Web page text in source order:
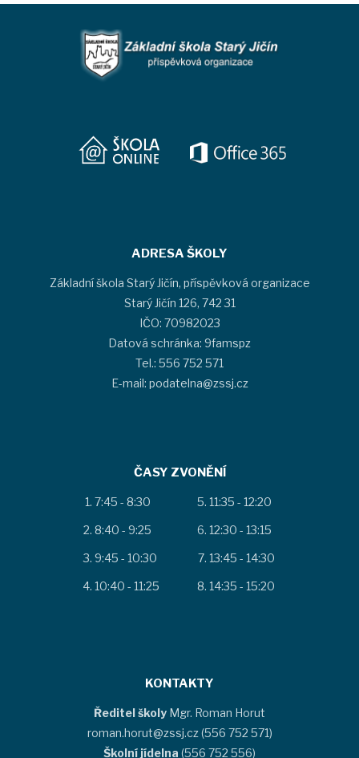
ADRESA ŠKOLY
Základní škola Starý Jičín, příspěvková organizace
Starý Jičín 126, 742 31
IČO: 70982023
Datová schránka: 9famspz
Tel.: 556 752 571
E-mail: podatelna@zssj.cz
ČASY ZVONĚNÍ
7:45 - 8:30
8:40 - 9:25
9:45 - 10:30
10:40 - 11:25
11:35 - 12:20
12:30 - 13:15
13:45 - 14:30
14:35 - 15:20
KONTAKTY
Ředitel školy Mgr. Roman Horut
roman.horut@zssj.cz (556 752 571)
Školní jídelna (556 752 556)